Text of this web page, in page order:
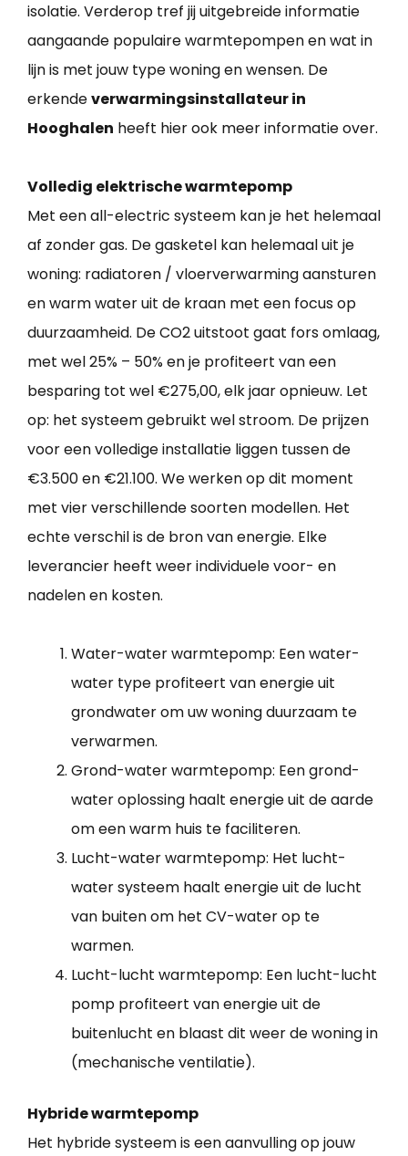
isolatie. Verderop tref jij uitgebreide informatie
aangaande populaire warmtepompen en wat in
lijn is met jouw type woning en wensen. De
erkendeverwarmingsinstallateur in
Hooghalen heeft hier ook meer informatie over.
Volledig elektrische warmtepomp
Met een all-electric systeem kan je het helemaal
af zonder gas. De gasketel kan helemaal uit je
woning: radiatoren / vloerverwarming aansturen
en warm water uit de kraan met een focus op
duurzaamheid. De CO2 uitstoot gaat fors omlaag,
met wel 25% – 50% en je profiteert van een
besparing tot wel €275,00, elk jaar opnieuw. Let
op: het systeem gebruikt wel stroom. De prijzen
voor een volledige installatie liggen tussen de
€3.500 en €21.100. We werken op dit moment
met vier verschillende soorten modellen. Het
echte verschil is de bron van energie. Elke
leverancier heeft weer individuele voor- en
nadelen en kosten.
Water-water warmtepomp: Een water-
water type profiteert van energie uit
grondwater om uw woning duurzaam te
verwarmen.
Grond-water warmtepomp: Een grond-
water oplossing haalt energie uit de aarde
om een warm huis te faciliteren.
Lucht-water warmtepomp: Het lucht-
water systeem haalt energie uit de lucht
van buiten om het CV-water op te
warmen.
Lucht-lucht warmtepomp: Een lucht-lucht
pomp profiteert van energie uit de
buitenlucht en blaast dit weer de woning in
(mechanische ventilatie).
Hybride warmtepomp
Het hybride systeem is een aanvulling op jouw